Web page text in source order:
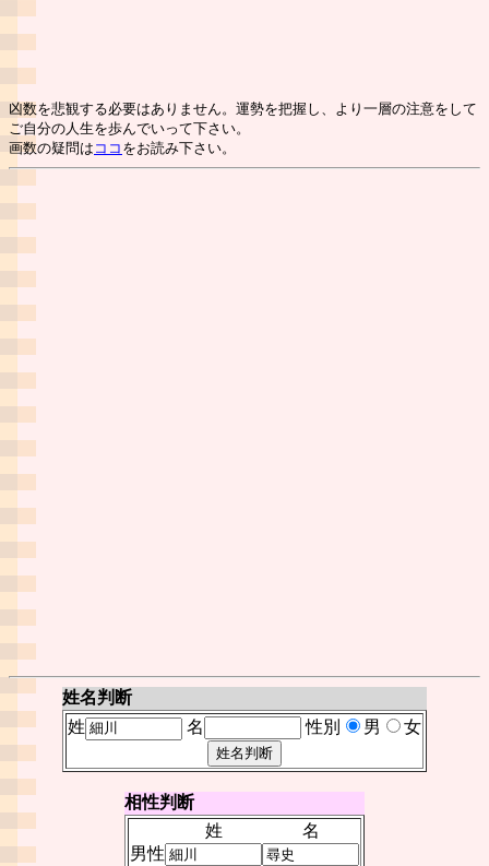
凶数を悲観する必要はありません。運勢を把握し、より一層の注意をして
ご自分の人生を歩んでいって下さい。
画数の疑問は ココ をお読み下さい。
姓名判断
姓
名 性別 男 女
相性判断
姓
名
男性